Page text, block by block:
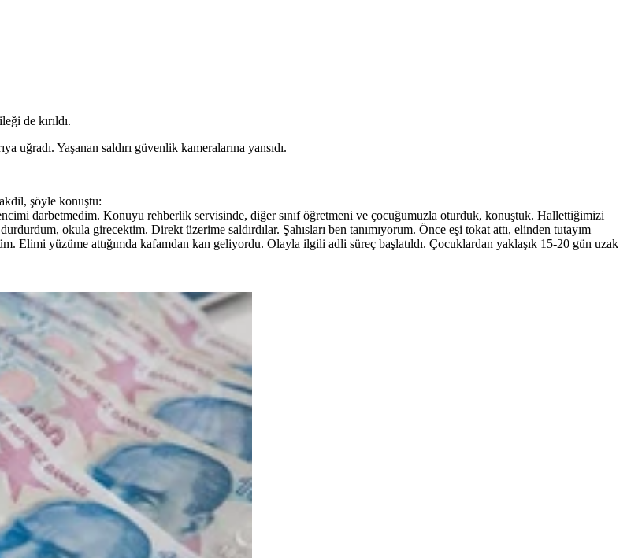
de kırıldı.
Yaşanan saldırı güvenlik kameralarına yansıdı.
şöyle konuştu:
darbetmedim. Konuyu rehberlik servisinde, diğer sınıf öğretmeni ve çocuğumuzla oturduk, konuştuk. Hallettiğimizi
okula girecektim. Direkt üzerime saldırdılar. Şahısları ben tanımıyorum. Önce eşi tokat attı, elinden tutayım
Elimi yüzüme attığımda kafamdan kan geliyordu. Olayla ilgili adli süreç başlatıldı. Çocuklardan yaklaşık 15-20 gün uzak